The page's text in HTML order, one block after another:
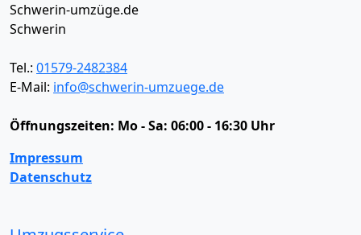
Schwerin-umzüge.de
Schwerin
Tel.: 01579-2482384
E-Mail: info@schwerin-umzuege.de
Öffnungszeiten: Mo - Sa: 06:00 - 16:30 Uhr
Impressum
Datenschutz